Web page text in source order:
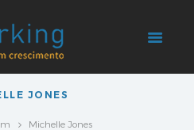
JONES
Michelle Jones